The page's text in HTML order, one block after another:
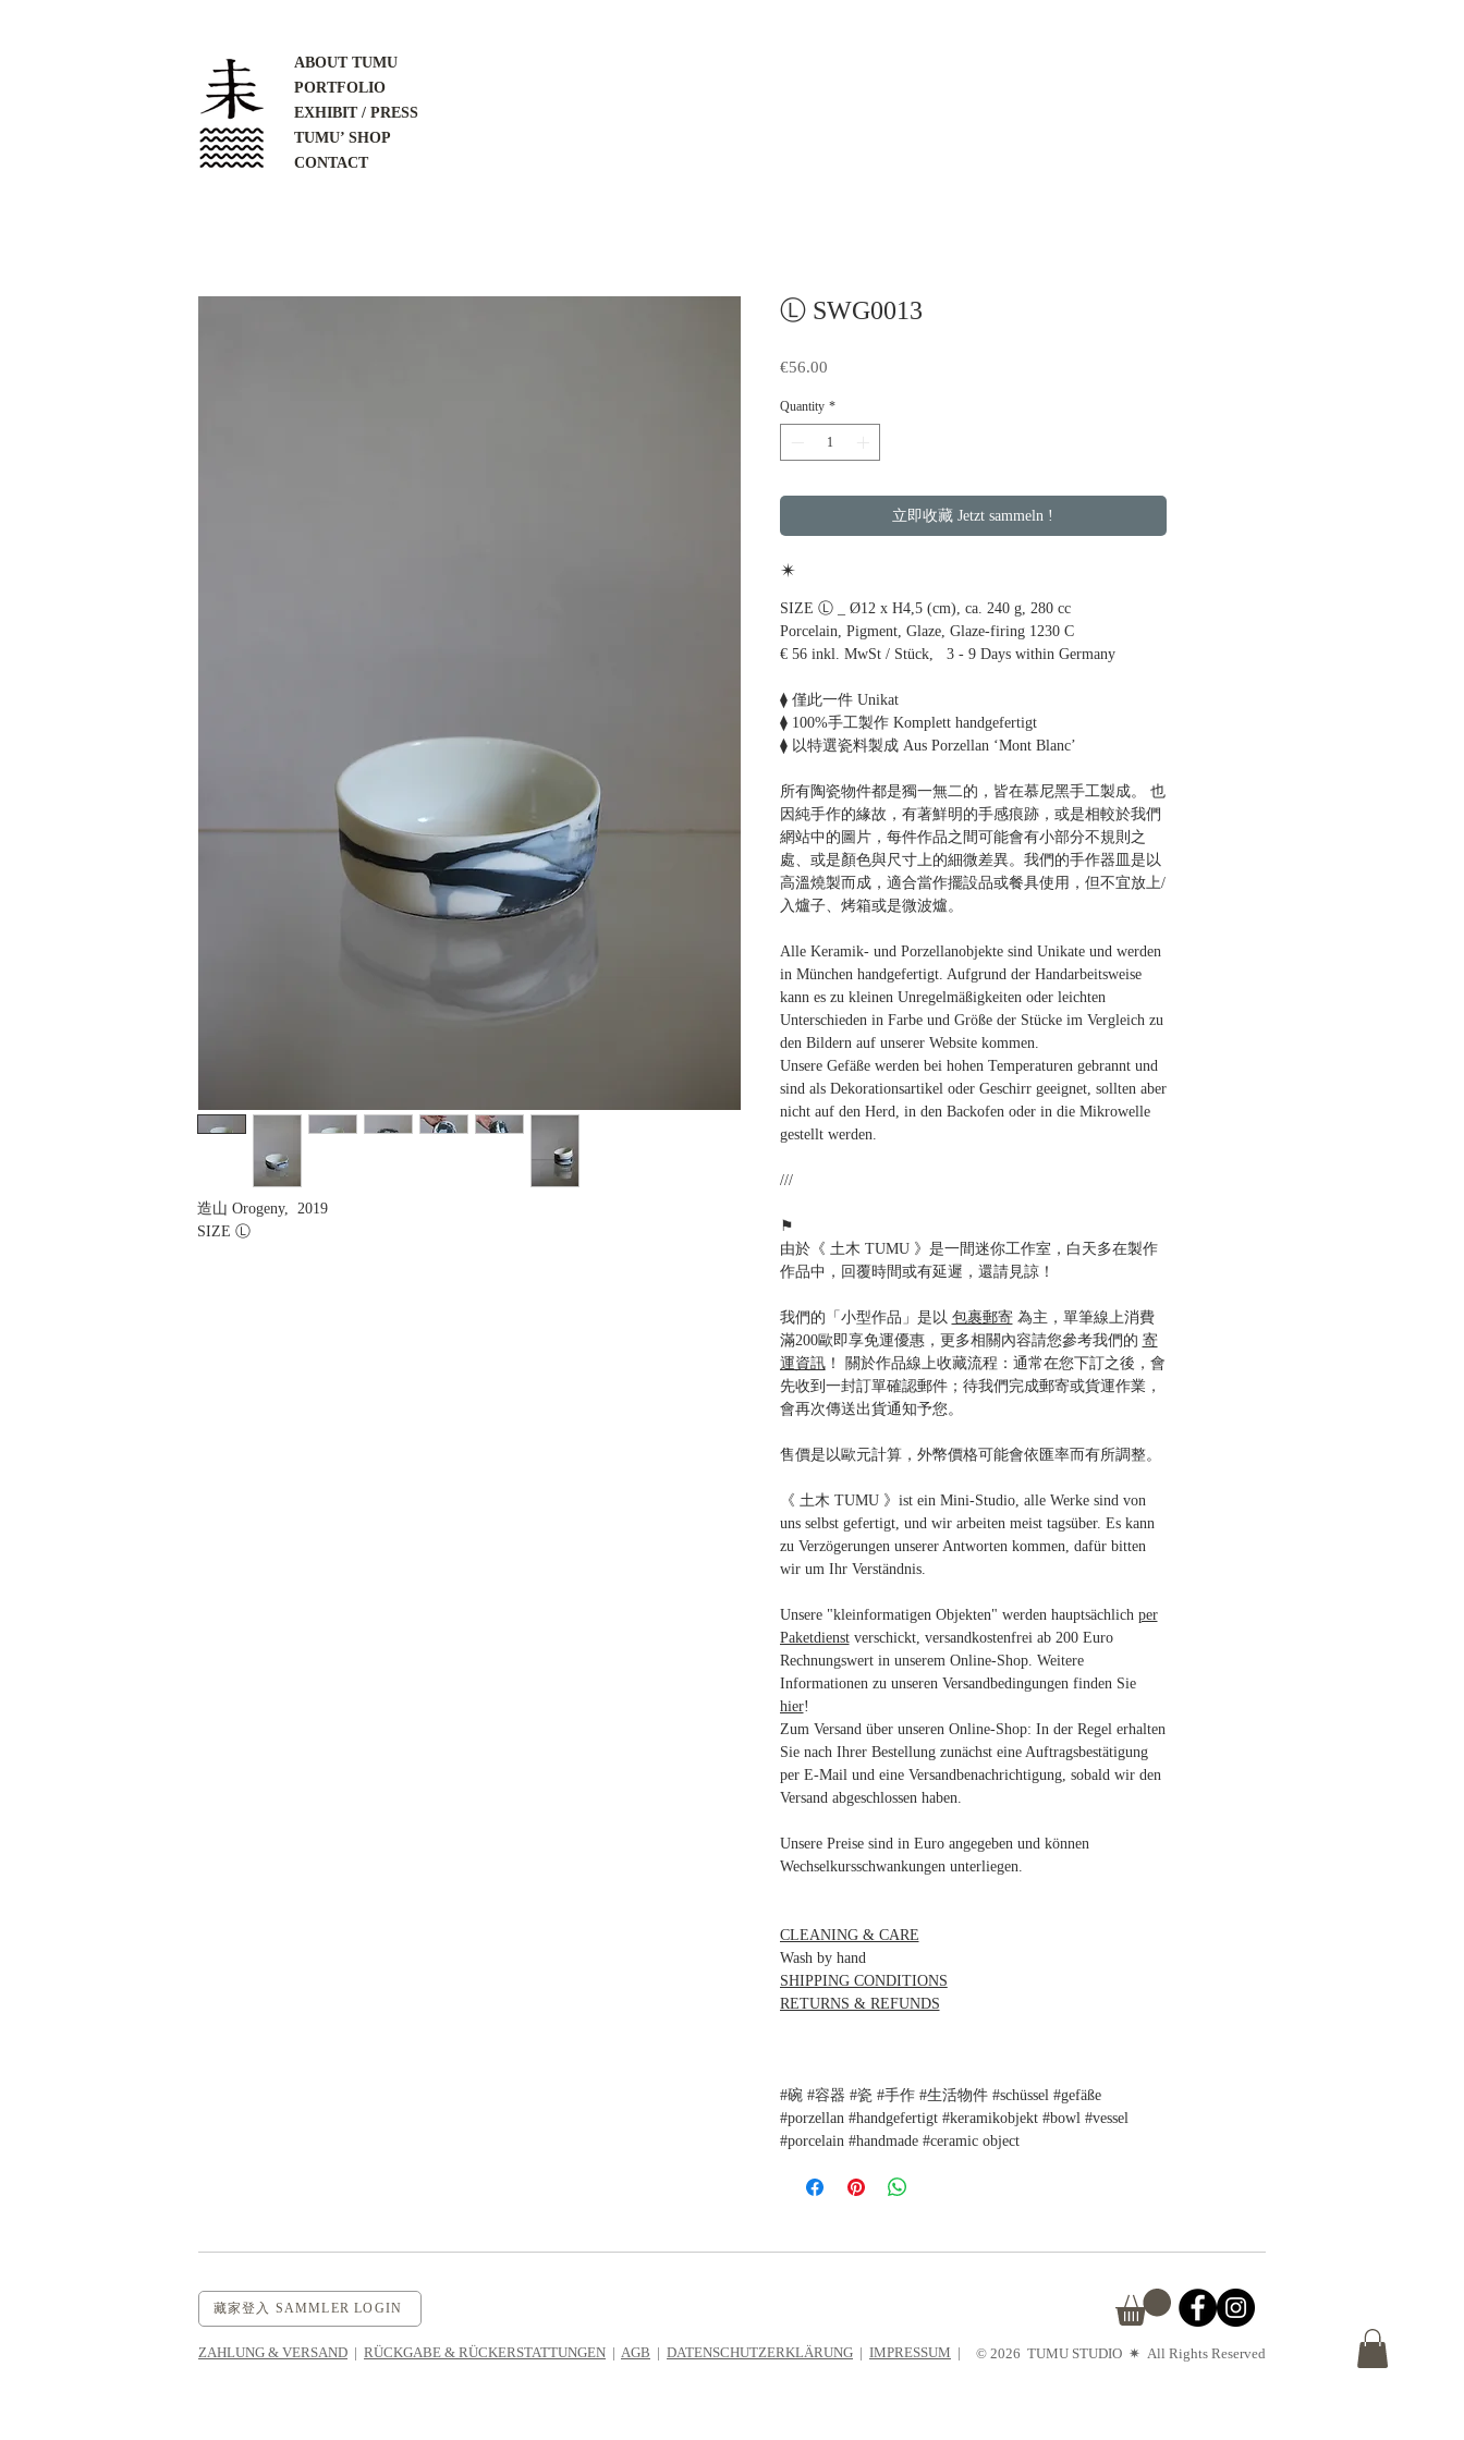
造山 Orogeny, 2019
SIZE Ⓛ
Ⓛ SWG0013
€56.00Price
Quantity *
立即收藏 Jetzt sammeln !
✴
SIZE Ⓛ _ Ø12 x H4,5 (cm), ca. 240 g, 280 cc
Porcelain, Pigment, Glaze, Glaze-firing 1230 C
€ 56 inkl. MwSt / Stück, 3 - 9 Days within Germany
⧫ 僅此一件 Unikat
⧫ 100%手工製作 Komplett handgefertigt
⧫ 以特選瓷料製成 Aus Porzellan ‘Mont Blanc’
所有陶瓷物件都是獨一無二的，皆在慕尼黑手工製成。 也
因純手作的緣故，有著鮮明的手感痕跡，或是相較於我們
網站中的圖片，每件作品之間可能會有小部分不規則之
處、或是顏色與尺寸上的細微差異。我們的手作器皿是以
高溫燒製而成，適合當作擺設品或餐具使用，但不宜放上/
入爐子、烤箱或是微波爐。
Alle Keramik- und Porzellanobjekte sind Unikate und werden
in München handgefertigt. Aufgrund der Handarbeitsweise
kann es zu kleinen Unregelmäßigkeiten oder leichten
Unterschieden in Farbe und Größe der Stücke im Vergleich zu
den Bildern auf unserer Website kommen.
Unsere Gefäße werden bei hohen Temperaturen gebrannt und
sind als Dekorationsartikel oder Geschirr geeignet, sollten aber
nicht auf den Herd, in den Backofen oder in die Mikrowelle
gestellt werden.
///
⚑
由於《 土木 TUMU 》是一間迷你工作室，白天多在製作
作品中，回覆時間或有延遲，還請見諒！
我們的「小型作品」是以 包裹郵寄為主，單筆線上消費
滿200歐即享免運優惠，更多相關內容請您參考我們的 寄
運資訊！ 關於作品線上收藏流程：通常在您下訂之後，會
先收到一封訂單確認郵件；待我們完成郵寄或貨運作業，
會再次傳送出貨通知予您。
售價是以歐元計算，外幣價格可能會依匯率而有所調整。
《 土木 TUMU 》ist ein Mini-Studio, alle Werke sind von
uns selbst gefertigt, und wir arbeiten meist tagsüber. Es kann
zu Verzögerungen unserer Antworten kommen, dafür bitten
wir um Ihr Verständnis.
Unsere "kleinformatigen Objekten" werden hauptsächlich per
Paketdienstverschickt, versandkostenfrei ab 200 Euro
Rechnungswert in unserem Online-Shop. Weitere
Informationen zu unseren Versandbedingungen finden Sie
hier!
Zum Versand über unseren Online-Shop: In der Regel erhalten
Sie nach Ihrer Bestellung zunächst eine Auftragsbestätigung
per E-Mail und eine Versandbenachrichtigung, sobald wir den
Versand abgeschlossen haben.
Unsere Preise sind in Euro angegeben und können
Wechselkursschwankungen unterliegen.
CLEANING & CARE
Wash by hand
SHIPPING CONDITIONS
RETURNS & REFUNDS
#碗 #容器 #瓷 #手作 #生活物件 #schüssel #gefäße
#porzellan #handgefertigt #keramikobjekt #bowl #vessel
#porcelain #handmade #ceramic object
ABOUT TUMU
PORTFOLIO
EXHIBIT / PRESS
TUMU’ SHOP
CONTACT
藏家登入 SAMMLER LOGIN
ZAHLUNG & VERSAND | RÜCKGABE & RÜCKERSTATTUNGEN | AGB | DATENSCHUTZERKLÄRUNG | IMPRESSUM | © 2026 TUMU STUDIO ✷ All Rights Reserved